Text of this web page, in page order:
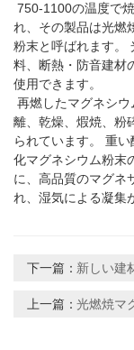
750-1100の温度で
れ、その製品は光燃
粉末と呼ばれます。
料、断熱・防音建材
使用できます。
再燃したマグネシ
離、乾燥、煆焼、粉
られています。 重
化マグネシウム粉末
に、高品質のマグネ
れ、湿気による凝集
下一篇： 新しい建
上一篇：光燃焼マ